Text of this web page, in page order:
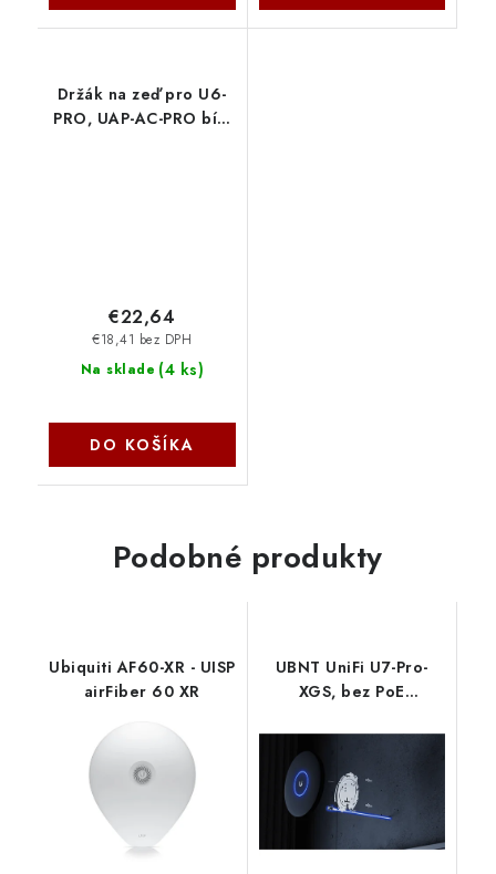
Držák na zeď pro U6-
PRO, UAP-AC-PRO bílý
Na sklade (4 ks)
€18,41 bez DPH
€22,64
DO KOŠÍKA
Podobné produkty
Ubiquiti AF60-XR - UISP
airFiber 60 XR
UBNT UniFi U7-Pro-
XGS, bez PoE
Pro-XGS-B Ubiquiti